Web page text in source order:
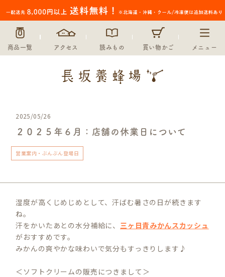
商品一覧 アクセス 読みもの 買い物かご メニュー
2025/05/26
２０２５年６月：店舗の休業日について
営業案内・ぶんぶん登場日
湿度が高くじめじめとして、汗ばむ暑さの日が続きます
ね。
汗をかいたあとの水分補給に、 三ヶ日青みかんスカッシュ
がおすすめです。
みかんの爽やかな味わいで気分もすっきりします♪
＜ソフトクリームの販売につきまして＞